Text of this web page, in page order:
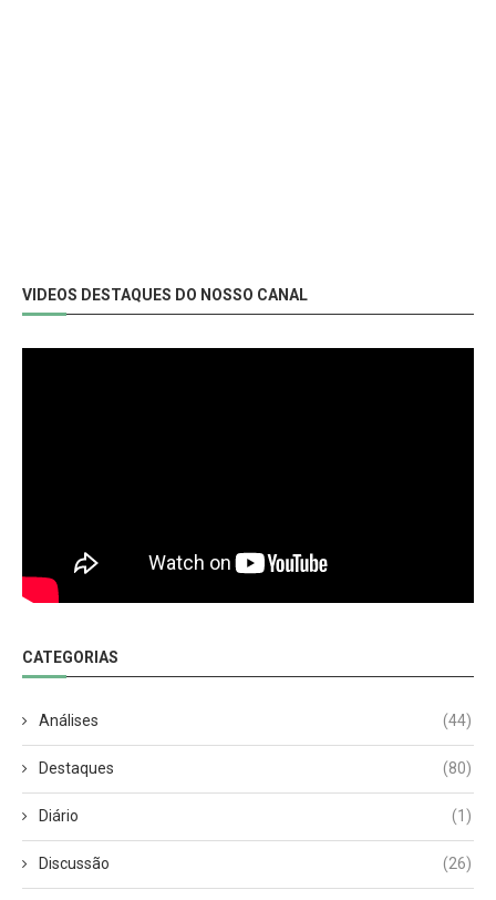
VIDEOS DESTAQUES DO NOSSO CANAL
CATEGORIAS
Análises (44)
Destaques (80)
Diário (1)
Discussão (26)